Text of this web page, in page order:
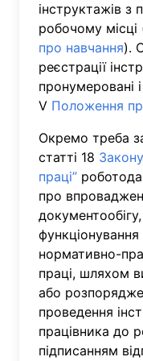
інструктажів з
робочому
про навчання).
реєстрації
пронумеровані
V Положення
Окремо треба
статті 18
праці”
про
нормативно-
праці, шляхом
або
проведення
працівника до
підписанням